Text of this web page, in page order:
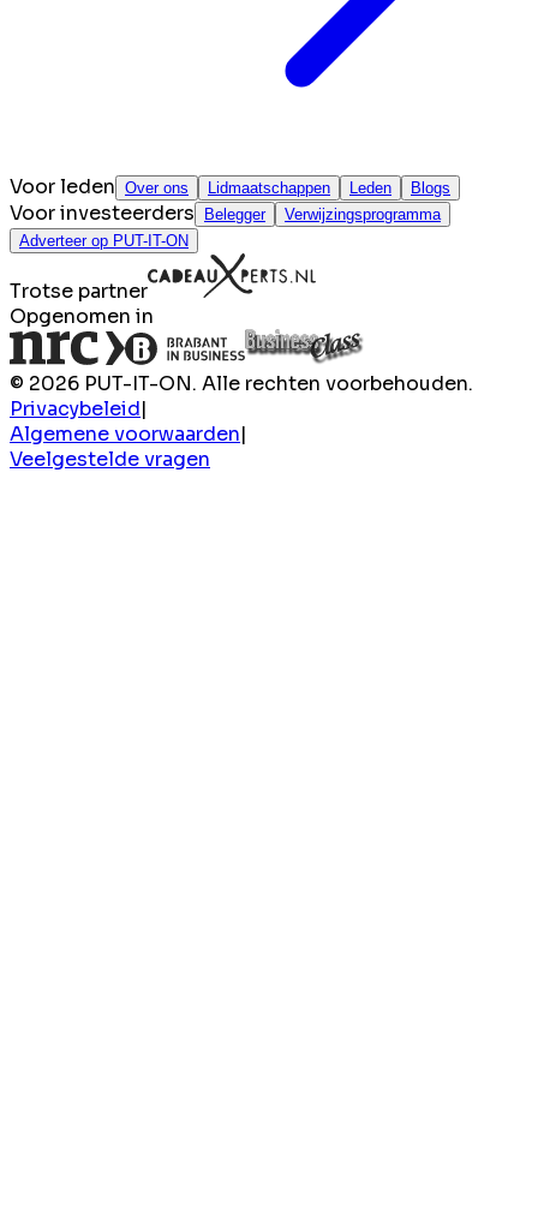
Voor leden Over ons Lidmaatschappen Leden Blogs
Voor investeerders Belegger
Verwijzingsprogramma
Adverteer op PUT-IT-ON
Trotse partner
Opgenomen in
© 2026 PUT-IT-ON. Alle rechten voorbehouden.
Privacybeleid|
Algemene voorwaarden|
Veelgestelde vragen